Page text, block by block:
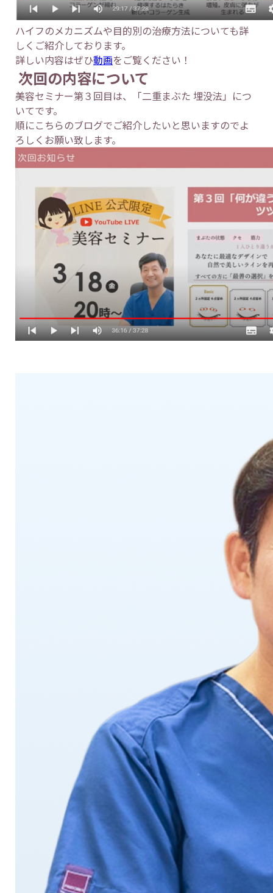
ハイフのメカニズムや目的別の治療方法についても詳
しくご紹介しております。
詳しい内容はぜひ動画をご覧ください！
次回の内容について
美容セミナー第３回目は、「二重まぶた 埋没法」につ
いてです。
順にこちらのブログでご紹介したいと思いますのでよ
ろしくお願い致します。